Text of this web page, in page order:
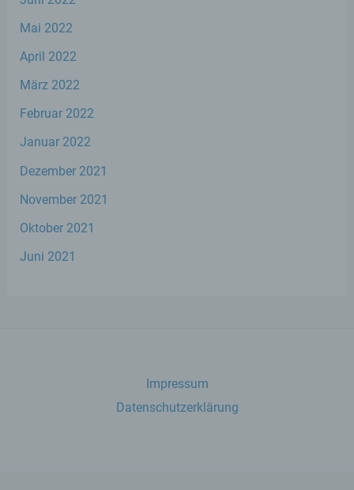
Mai 2022
April 2022
März 2022
Februar 2022
Januar 2022
Dezember 2021
November 2021
Oktober 2021
Juni 2021
Impressum
Datenschutzerklärung
verarbeitet.
i) Empfänger
juristische Person, Behörde, Einrichtung
Daten offengelegt werden, unabhängig
handelt oder nicht. Behörden, die im
Dritter ist eine natürliche oder juristische